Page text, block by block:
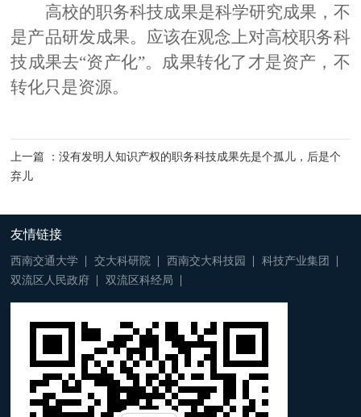
高校的职务科技成果是科学研究成果，不
是产品研发成果。应该在观念上对高校职务科
技成果去“资产化”。成果转化了才是资产，不
转化只是资源。
上一篇 ：没有发明人知识产权的职务科技成果先是个孤儿，后是个
弃儿
友情链接
西南交通大学 交大科研院 西南交大科技园
科技产业集团
双流区人民政府
双流区科经局